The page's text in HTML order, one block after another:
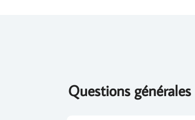
Questions générales